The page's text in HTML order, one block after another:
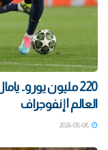
220 مليون يورو..
العالم | إنفوجراف